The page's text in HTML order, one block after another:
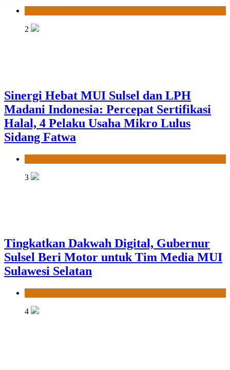
2
Sinergi Hebat MUI Sulsel dan LPH
Madani Indonesia: Percepat Sertifikasi
Halal, 4 Pelaku Usaha Mikro Lulus
Sidang Fatwa
3
Tingkatkan Dakwah Digital, Gubernur
Sulsel Beri Motor untuk Tim Media MUI
Sulawesi Selatan
4